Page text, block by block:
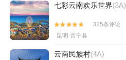
七彩云南欢乐世界(3A)


325条评论
昆明·晋宁县
云南民族村(4A)